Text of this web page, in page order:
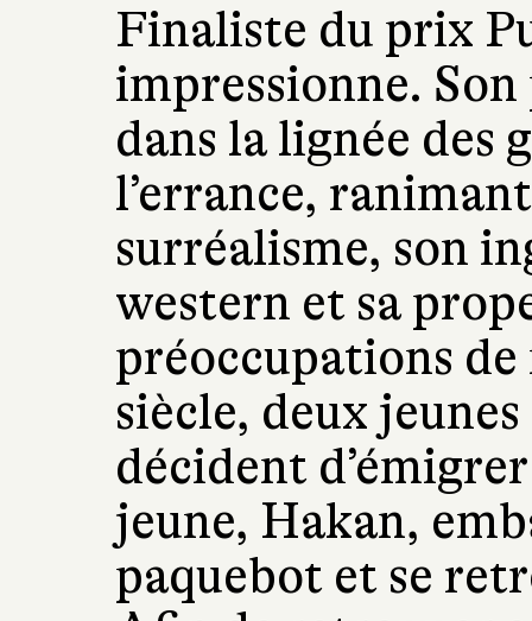
Finaliste du prix
impressionne.
dans la lignée des
l’errance,
surréalisme, son
western et sa
préoccupations
siècle, deux
décident
jeune, Hakan,
paquebot et se